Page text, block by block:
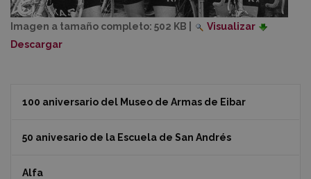
Imagen a tamaño completo: 502 KB
Visualizar
Descargar
100 aniversario del Museo de Armas de Eibar
50 anivesario de la Escuela de San Andrés
Alfa